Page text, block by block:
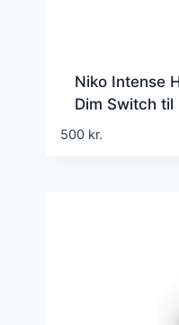
Niko Intense
Dim Switch til
– Hvid
500 kr.